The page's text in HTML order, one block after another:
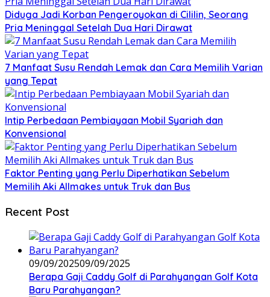
Diduga Jadi Korban Pengeroyokan di Cililin, Seorang
Pria Meninggal Setelah Dua Hari Dirawat
7 Manfaat Susu Rendah Lemak dan Cara Memilih Varian
yang Tepat
Intip Perbedaan Pembiayaan Mobil Syariah dan
Konvensional
Faktor Penting yang Perlu Diperhatikan Sebelum
Memilih Aki Allmakes untuk Truk dan Bus
Recent Post
09/09/202509/09/2025
Berapa Gaji Caddy Golf di Parahyangan Golf Kota
Baru Parahyangan?